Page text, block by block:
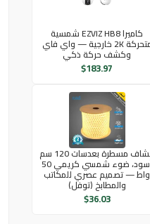
كاميرا EZVIZ HB8 شمسية
متحركة 2K خارجية — واي فاي
وكشف حركة ذكي
$183.97
كشاف مسطرة بعدسات 120 سم
أسود، ضوء شمسي كريمي 50
واط — تصميم عصري للمكاتب
والمطابخ (توفل)
$36.03